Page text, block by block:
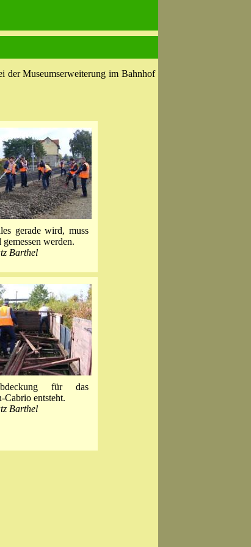
Museumserweiterung im Bahnhof
gerade wird, muss
gemessen werden.
Barthel
für das
Cabrio entsteht.
Barthel